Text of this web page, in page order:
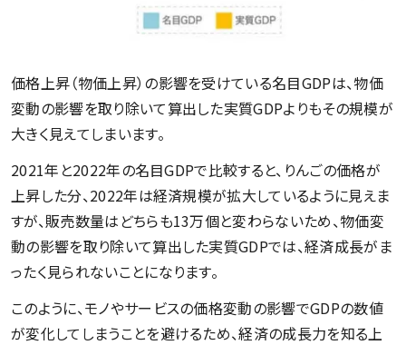
価格上昇（物価上昇）の影響を受けている名目GDPは、物価
変動の影響を取り除いて算出した実質GDPよりもその規模が
大きく見えてしまいます。
2021年と2022年の名目GDPで比較すると、りんごの価格が
上昇した分、2022年は経済規模が拡大しているように見えま
すが、販売数量はどちらも13万個と変わらないため、物価変
動の影響を取り除いて算出した実質GDPでは、経済成長がま
ったく見られないことになります。
このように、モノやサービスの価格変動の影響でGDPの数値
が変化してしまうことを避けるため、経済の成長力を知る上